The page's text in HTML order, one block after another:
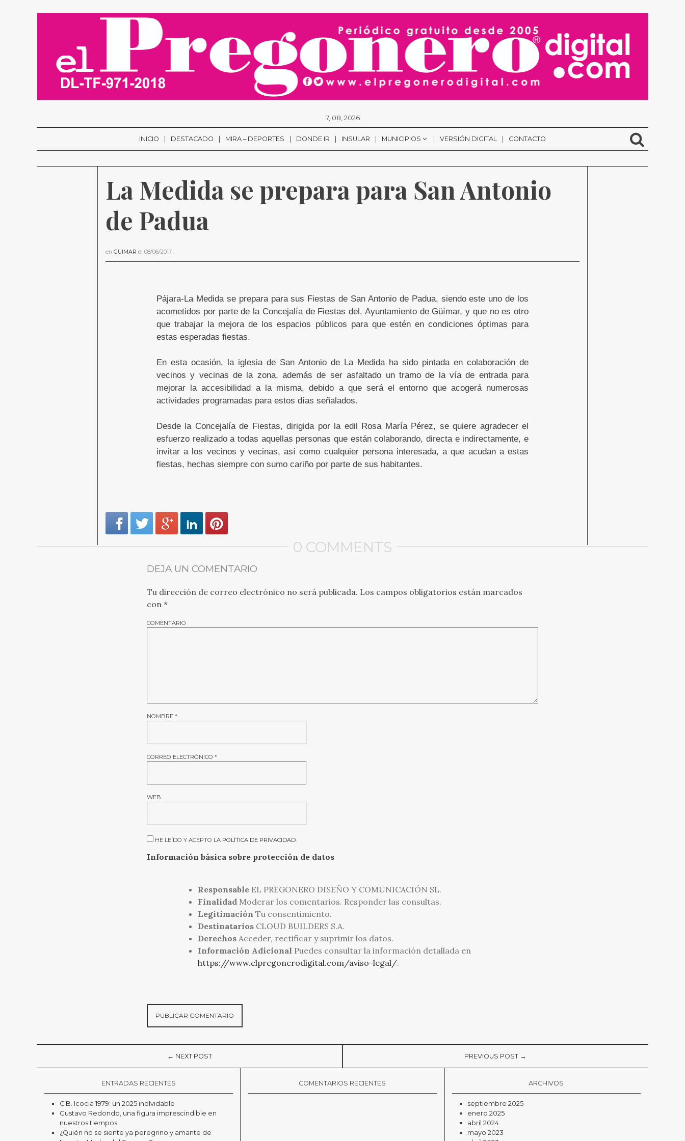
7, 08, 2026
INICIO DESTACADO MIRA – DEPORTES DONDE IR INSULAR MUNICIPIOS VERSIÓN DIGITAL CONTACTO
La Medida se prepara para San Antonio
de Padua
en GUIMAR el 08/06/2017 .
Pájara-La Medida se prepara para sus Fiestas de San Antonio de Padua, siendo este uno de los
acometidos por parte de la Concejalía de Fiestas del. Ayuntamiento de Güímar, y que no es otro
que trabajar la mejora de los espacios públicos para que estén en condiciones óptimas para
estas esperadas fiestas.
En esta ocasión, la iglesia de San Antonio de La Medida ha sido pintada en colaboración de
vecinos y vecinas de la zona, además de ser asfaltado un tramo de la vía de entrada para
mejorar la accesibilidad a la misma, debido a que será el entorno que acogerá numerosas
actividades programadas para estos días señalados.
Desde la Concejalía de Fiestas, dirigida por la edil Rosa María Pérez, se quiere agradecer el
esfuerzo realizado a todas aquellas personas que están colaborando, directa e indirectamente, e
invitar a los vecinos y vecinas, así como cualquier persona interesada, a que acudan a estas
fiestas, hechas siempre con sumo cariño por parte de sus habitantes.
0 COMMENTS
DEJA UN COMENTARIO
Tu dirección de correo electrónico no será publicada. Los campos obligatorios están marcados
con *
COMENTARIO
NOMBRE *
CORREO ELECTRÓNICO *
WEB
HE LEÍDO Y ACEPTO LA POLÍTICA DE PRIVACIDAD.
Información básica sobre protección de datos
Responsable EL PREGONERO DISEÑO Y COMUNICACIÓN SL.
Finalidad Moderar los comentarios. Responder las consultas.
Legitimación Tu consentimiento.
Destinatarios CLOUD BUILDERS S.A.
Derechos Acceder, rectificar y suprimir los datos.
Información Adicional Puedes consultar la información detallada en
https://www.elpregonerodigital.com/aviso-legal/.
← NEXT POST PREVIOUS POST →
ENTRADAS RECIENTES
C.B. Icocia 1979: un 2025 inolvidable
Gustavo Redondo, una figura imprescindible en
nuestros tiempos
¿Quién no se siente ya peregrino y amante de
COMENTARIOS RECIENTES ARCHIVOS
septiembre 2025
enero 2025
abril 2024
mayo 2023